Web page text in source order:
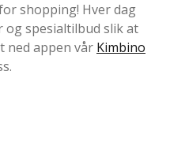
shopping! Hver dag
og spesialtilbud slik at
ned appen vår Kimbino